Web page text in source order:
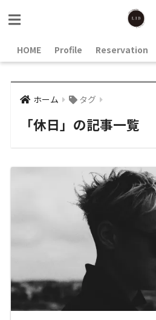
HOME Profile Reservation
ホーム タグ
「休日」の記事一覧